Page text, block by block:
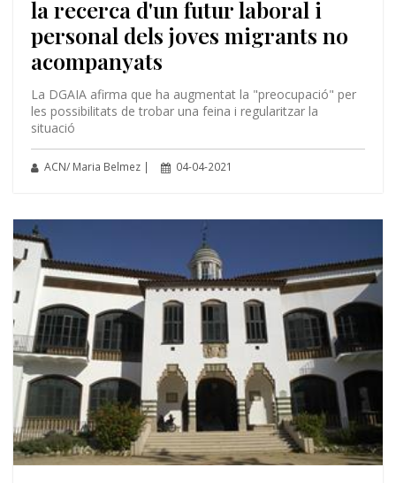
la recerca d'un futur laboral i
personal dels joves migrants no
acompanyats
La DGAIA afirma que ha augmentat la "preocupació" per
les possibilitats de trobar una feina i regularitzar la
situació
ACN/ Maria Belmez | 04-04-2021